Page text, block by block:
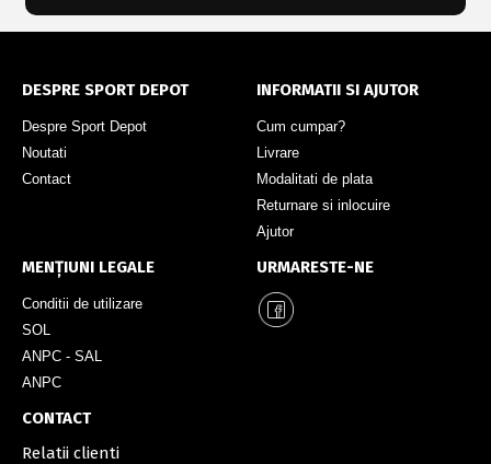
DESPRE SPORT DEPOT
Despre Sport Depot
Noutati
Contact
INFORMATII SI AJUTOR
Cum cumpar?
Livrare
Modalitati de plata
Returnare si inlocuire
Ajutor
MENȚIUNI LEGALE
Conditii de utilizare
SOL
ANPC - SAL
ANPC
URMARESTE-NE
CONTACT
Relatii clienti